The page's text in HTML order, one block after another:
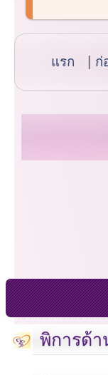
แรก ก่
พิการด้า